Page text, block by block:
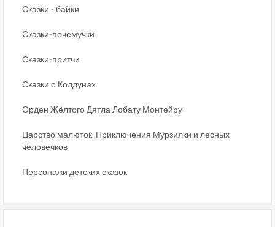
Сказки - байки
Сказки-почемучки
Сказки-притчи
Сказки о Колдунах
Орден Жёлтого Дятла Лобату Монтейру
Царство малюток. Приключения Мурзилки и лесных
человечков
Персонажи детских сказок